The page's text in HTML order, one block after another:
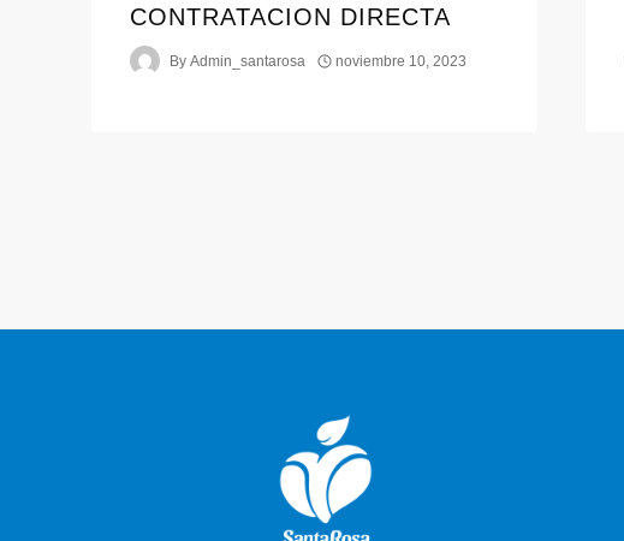
CONTRATACION DIRECTA
By Admin_santarosa noviembre 10, 2023